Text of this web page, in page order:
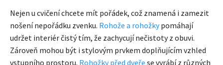
Nejen u cvičení chcete mít pořádek, což znamená i zamezit
nošení nepořádku zvenku. Rohože a rohožkypomáhají
udržet interiér čistý tím, že zachycují nečistoty z obuvi.
Zároveň mohou být i stylovým prvkem doplňujícím vzhled
vstupního prostoru. Rohožky před dveře se vyrábí z různých